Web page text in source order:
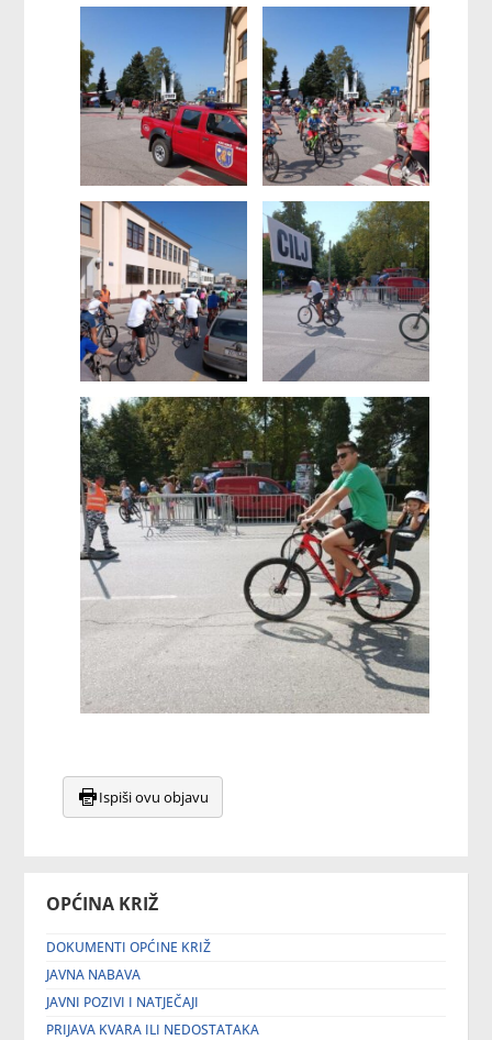
OPĆINA KRIŽ
DOKUMENTI OPĆINE KRIŽ
JAVNA NABAVA
JAVNI POZIVI I NATJEČAJI
PRIJAVA KVARA ILI NEDOSTATAKA
Ispiši ovu objavu